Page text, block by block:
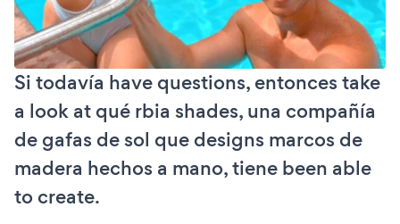
Si todavía have questions, entonces take
a look at qué rbia shades, una compañía
de gafas de sol que designs marcos de
madera hechos a mano, tiene been able
to create.